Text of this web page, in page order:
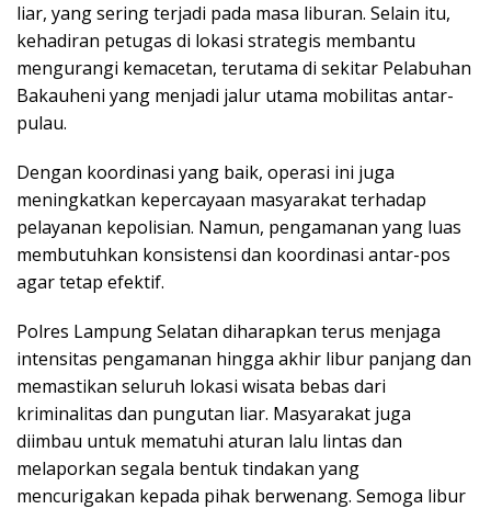
liar, yang sering terjadi pada masa liburan. Selain itu,
kehadiran petugas di lokasi strategis membantu
mengurangi kemacetan, terutama di sekitar Pelabuhan
Bakauheni yang menjadi jalur utama mobilitas antar-
pulau.
Dengan koordinasi yang baik, operasi ini juga
meningkatkan kepercayaan masyarakat terhadap
pelayanan kepolisian. Namun, pengamanan yang luas
membutuhkan konsistensi dan koordinasi antar-pos
agar tetap efektif.
Polres Lampung Selatan diharapkan terus menjaga
intensitas pengamanan hingga akhir libur panjang dan
memastikan seluruh lokasi wisata bebas dari
kriminalitas dan pungutan liar. Masyarakat juga
diimbau untuk mematuhi aturan lalu lintas dan
melaporkan segala bentuk tindakan yang
mencurigakan kepada pihak berwenang. Semoga libur